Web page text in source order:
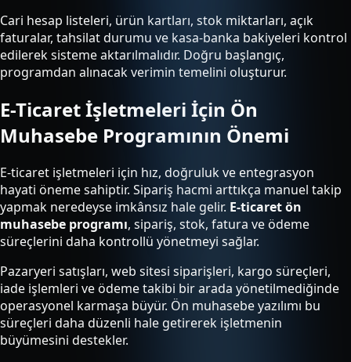
Cari hesap listeleri, ürün kartları, stok miktarları, açık
faturalar, tahsilat durumu ve kasa-banka bakiyeleri kontrol
edilerek sisteme aktarılmalıdır. Doğru başlangıç,
programdan alınacak verimin temelini oluşturur.
E-Ticaret İşletmeleri İçin Ön
Muhasebe Programının Önemi
E-ticaret işletmeleri için hız, doğruluk ve entegrasyon
hayati öneme sahiptir. Sipariş hacmi arttıkça manuel takip
yapmak neredeyse imkânsız hale gelir. E-ticaret ön
muhasebe programı, sipariş, stok, fatura ve ödeme
süreçlerini daha kontrollü yönetmeyi sağlar.
Pazaryeri satışları, web sitesi siparişleri, kargo süreçleri,
iade işlemleri ve ödeme takibi bir arada yönetilmediğinde
operasyonel karmaşa büyür. Ön muhasebe yazılımı bu
süreçleri daha düzenli hale getirerek işletmenin
büyümesini destekler.